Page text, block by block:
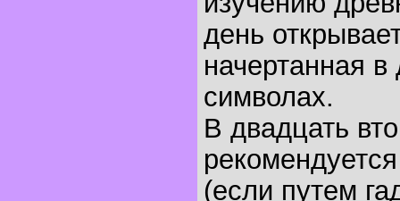
день
начертанная
символах.
В двадцать
(если путем